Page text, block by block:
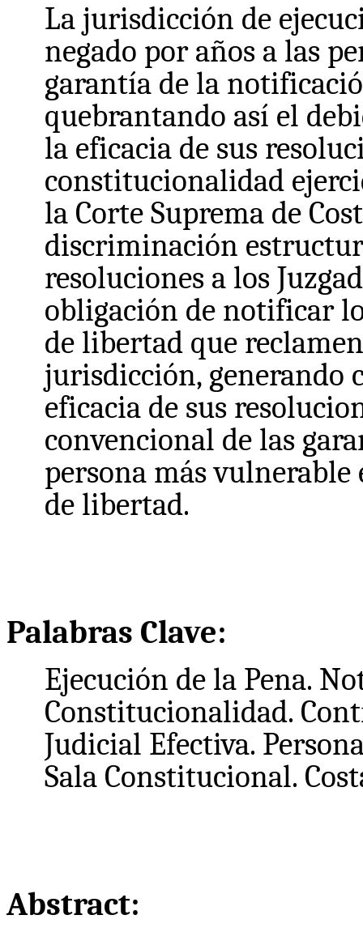
La jurisdicción de
negado por años a las
garantía de la
quebrantando así el
la eficacia de sus
constitucionalidad
la Corte Suprema de
discriminación
resoluciones a los
obligación de notificar
de libertad que
jurisdicción, generando
eficacia de sus
convencional de las
persona más vulnerable
de libertad.
Palabras Clave:
Ejecución de la Pena.
Constitucionalidad.
Judicial Efectiva.
Sala Constitucional.
Abstract: